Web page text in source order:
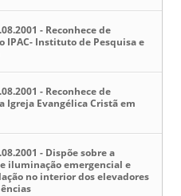
- Reconhece de
IPAC- Instituto de Pesquisa e
- Reconhece de
Evangélica Cristã em
- Dispõe sobre a
iluminação emergencial e
no interior dos elevadores